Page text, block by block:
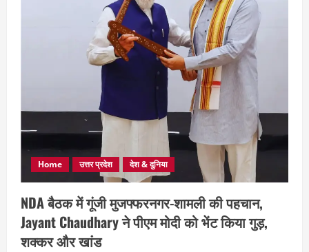
Home उत्तर प्रदेश देश & दुनिया
NDA बैठक में गूंजी मुजफ्फरनगर-शामली की पहचान,
Jayant Chaudhary ने पीएम मोदी को भेंट किया गुड़,
शक्कर और खांड